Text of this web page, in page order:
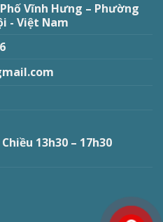
Vĩnh Hưng – Phường
- Việt Nam
13h30 – 17h30